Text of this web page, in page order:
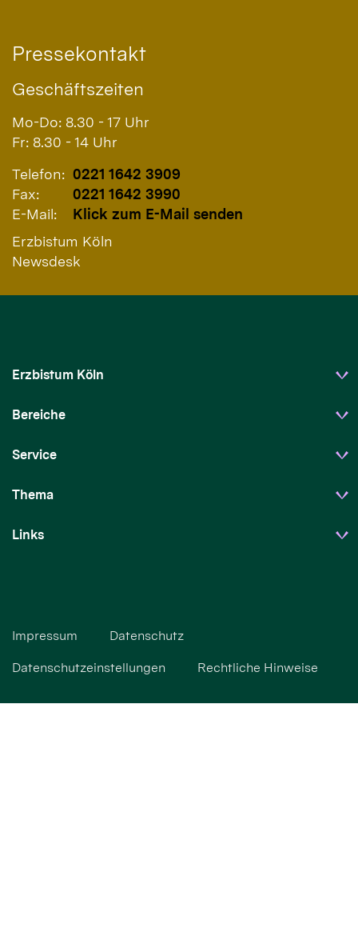
Pressekontakt
Geschäftszeiten
Mo-Do: 8.30 - 17 Uhr
Fr: 8.30 - 14 Uhr
Telefon: 0221 1642 3909
Fax:
0221 1642 3990
E-Mail:
Klick zum E-Mail senden
Erzbistum Köln
Newsdesk
Erzbistum Köln
Bereiche
Service
Thema
Links
Impressum Datenschutz
Datenschutzeinstellungen Rechtliche Hinweise